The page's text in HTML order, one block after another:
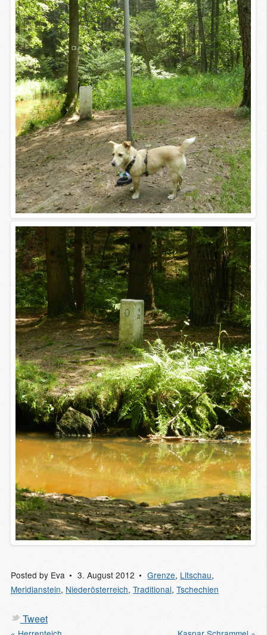
Posted by Eva 3. August 2012 Grenze, Litschau,
Meridianstein, Niederösterreich, Traditional, Tschechien
Tweet